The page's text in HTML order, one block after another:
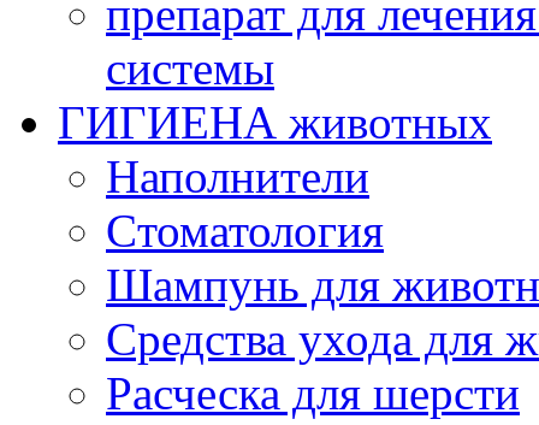
препарат для
системы
ГИГИЕНА животных
Наполнители
Cтоматология
Шампунь для
Cредства ухода для
Расческа для шерсти